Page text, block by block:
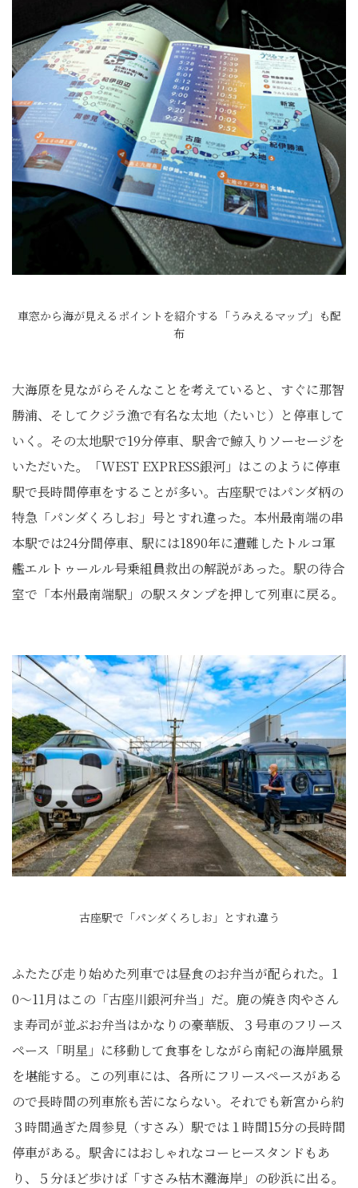
車窓から海が見えるポイントを紹介する「うみえるマップ」も配
布
大海原を見ながらそんなことを考えていると、すぐに那智
勝浦、そしてクジラ漁で有名な太地（たいじ）と停車して
いく。その太地駅で19分停車、駅舎で鯨入りソーセージを
いただいた。「WEST EXPRESS銀河」はこのように停車
駅で長時間停車をすることが多い。古座駅ではパンダ柄の
特急「パンダくろしお」号とすれ違った。本州最南端の串
本駅では24分間停車、駅には1890年に遭難したトルコ軍
艦エルトゥールル号乗組員救出の解説があった。駅の待合
室で「本州最南端駅」の駅スタンプを押して列車に戻る。
古座駅で「パンダくろしお」とすれ違う
ふたたび走り始めた列車では昼食のお弁当が配られた。1
0〜11月はこの「古座川銀河弁当」だ。鹿の焼き肉やさん
ま寿司が並ぶお弁当はかなりの豪華版、３号車のフリース
ペース「明星」に移動して食事をしながら南紀の海岸風景
を堪能する。この列車には、各所にフリースペースがある
ので長時間の列車旅も苦にならない。それでも新宮から約
３時間過ぎた周参見（すさみ）駅では１時間15分の長時間
停車がある。駅舎にはおしゃれなコーヒースタンドもあ
り、５分ほど歩けば「すさみ枯木灘海岸」の砂浜に出る。